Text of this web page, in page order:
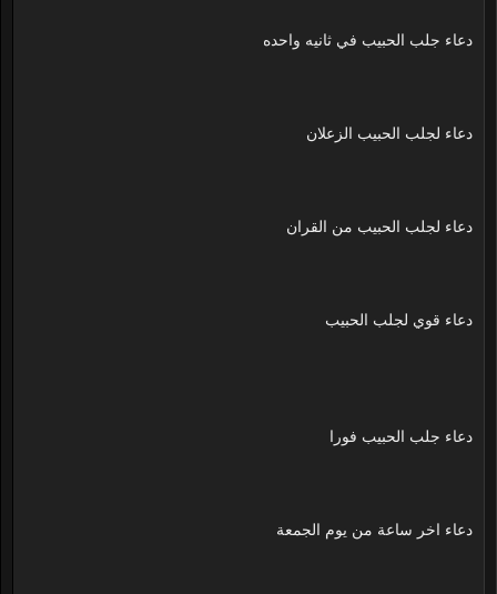
دعاء جلب الحبيب في ثانيه واحده
دعاء لجلب الحبيب الزعلان
دعاء لجلب الحبيب من القران
دعاء قوي لجلب الحبيب
دعاء جلب الحبيب فورا
دعاء اخر ساعة من يوم الجمعة